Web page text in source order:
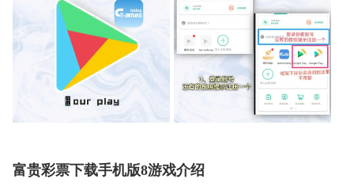
富贵彩票下载手机版8游戏介绍